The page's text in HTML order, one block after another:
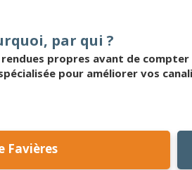
par qui ?
propres avant de
pour améliorer vos
Favières